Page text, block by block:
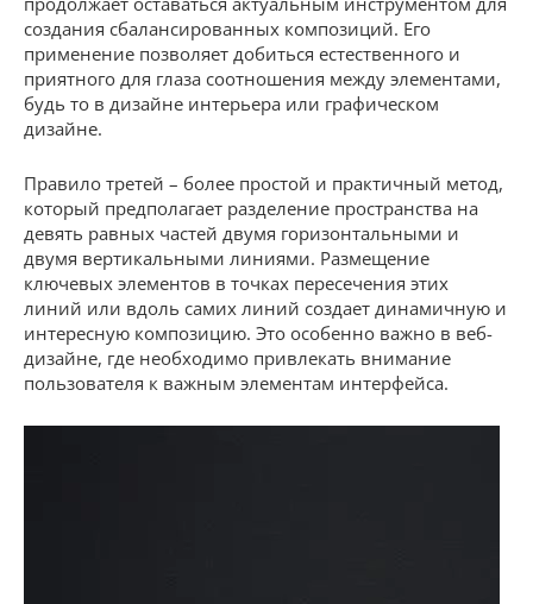
создания сбалансированных композиций. Его
применение позволяет добиться естественного и
приятного для глаза соотношения между элементами,
будь то в дизайне интерьера или графическом
дизайне.
Правило третей – более простой и практичный метод,
который предполагает разделение пространства на
девять равных частей двумя горизонтальными и
двумя вертикальными линиями. Размещение
ключевых элементов в точках пересечения этих
линий или вдоль самих линий создает динамичную и
интересную композицию. Это особенно важно в веб-
дизайне, где необходимо привлекать внимание
пользователя к важным элементам интерфейса.